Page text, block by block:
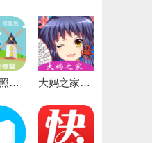
ai修复照片视频最新免费版 大妈之家漫画手机正版